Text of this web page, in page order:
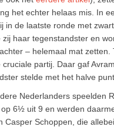
het echter helaas mis. In
in de laatste ronde met
zij haar tegenstandster en
– helemaal mat
cruciale partij. Daar gaf
stelde met het halve
Nederlanders speelden
6½ uit 9 en werden
Casper Schoppen, die